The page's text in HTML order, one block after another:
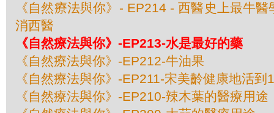
《自然療法與你》- EP214 - 西醫史上最牛
消西醫
《自然療法與你》-EP213-水是最好的藥
《自然療法與你》-EP212-牛油果
《自然療法與你》-EP211-宋美齡健康地活
《自然療法與你》-EP210-辣木葉的醫療用途